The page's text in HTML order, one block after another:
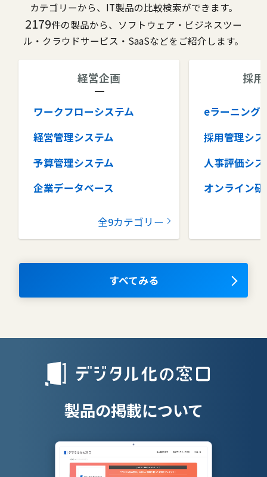
カテゴリーから、IT製品の比較検索ができます。
2179件の製品から、ソフトウェア・ビジネスツー
ル・クラウドサービス・SaaSなどをご紹介します。
経営企画
ワークフローシステム
経営管理システム
予算管理システム
企業データベース
グループウェア
コラボレーションツール
ナレッジマネジメントツール
全9カテゴリー
採
eラーニング
採用管理シス
人事評価シ
オンライン研
タレントマ
OKRツール
授業支援シス
すべてみる
製品の掲載について